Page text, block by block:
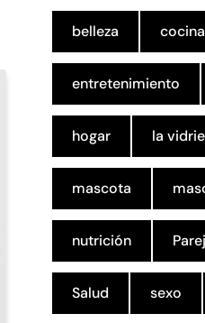
belleza cocina
entretenimiento
hogar la
mascota
nutrición
Salud sexo